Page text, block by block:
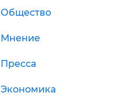
Общество
Мнение
Пресса
Экономика